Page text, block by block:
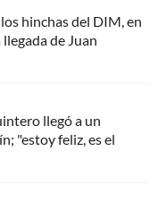
hinchas del DIM, en
de Juan
llegó a un
"estoy feliz, es el